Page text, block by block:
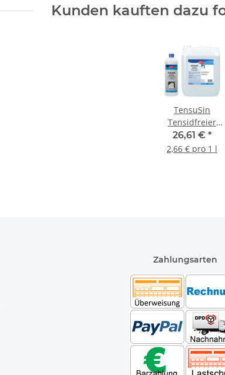
Kunden kauften dazu
TensuSin
Tensidfreier
Universalreiniger
10 Liter
26,61 € *
2,66 € pro 1 l
Zahlungsarten